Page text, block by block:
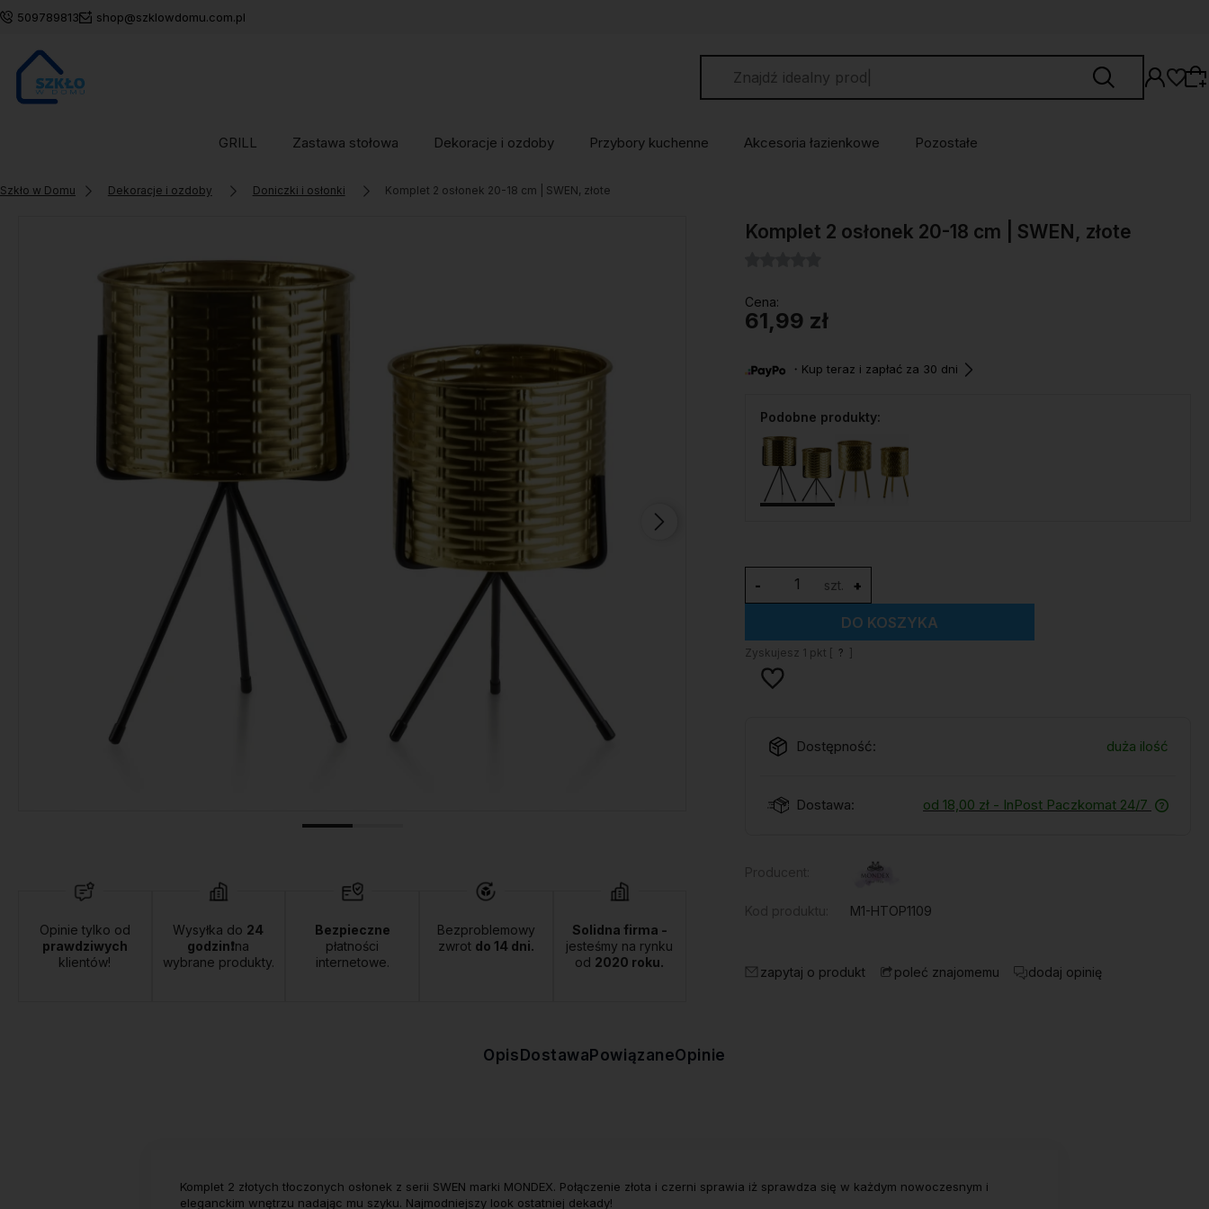
509789813 shop@szklowdomu.com.pl
oferty lub zaloguj się, aby przywrócić dodane
GRILL Zastawa stołowa Dekoracje i ozdoby Przybory kuchenne Akcesoria łazienkowe Pozostałe
Szkło w Domu Dekoracje i ozdoby Doniczki i osłonki Komplet 2 osłonek 20-18 cm | SWEN, złote
Opinie tylko od
prawdziwych
klientów!
Wysyłka do 24
godzin❗na
wybrane produkty.
Bezpieczne
płatności
internetowe.
Bezproblemowy
zwrot do 14 dni.
Solidna firma -
jesteśmy na rynku
od 2020 roku.
Komplet 2 osłonek 20-18 cm | SWEN, złote
Cena:
61,99 zł
・Kup teraz i zapłać za 30 dni
Podobne produkty:
szt. +
-
DO KOSZYKA
Zyskujesz 1 pkt [ ? ]
Dostępność: duża ilość
Dostawa: od 18,00 zł - InPost Paczkomat 24/7
M1-HTOP1109
zapytaj o produkt poleć znajomemu dodaj opinię
Opis Dostawa PowiązaneOpinie
Komplet 2 złotych tłoczonych osłonek z serii SWEN marki MONDEX. Połączenie złota i czerni sprawia iż sprawdza się w każdym nowoczesnym i
eleganckim wnętrzu nadając mu szyku. Najmodniejszy look ostatniej dekady!